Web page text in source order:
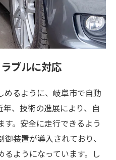
ブルに対応
めるように、岐阜市で自動
、技術の進展により、自
。安全に走行できるよう
装置が導入されており、
ようになっています。し